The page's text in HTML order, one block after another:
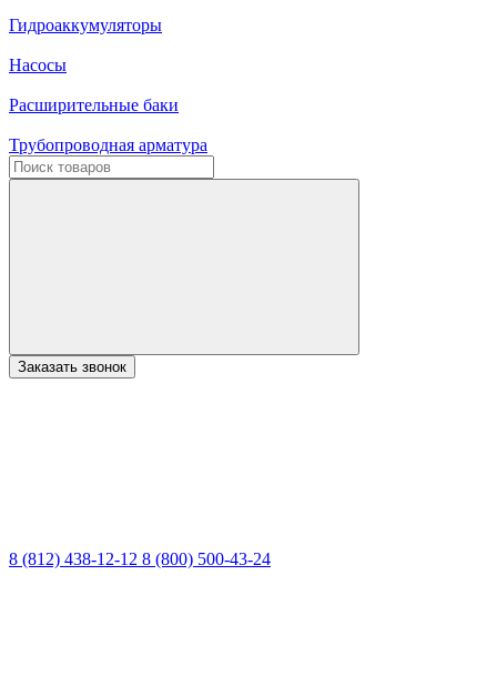
Гидроаккумуляторы
Насосы
Расширительные баки
Трубопроводная арматура
Заказать звонок
8 (812) 438-12-12 8 (800) 500-43-24